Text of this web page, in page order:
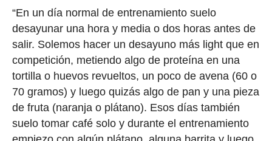
“En un día normal de entrenamiento suelo
desayunar una hora y media o dos horas antes de
salir. Solemos hacer un desayuno más light que en
competición, metiendo algo de proteína en una
tortilla o huevos revueltos, un poco de avena (60 o
70 gramos) y luego quizás algo de pan y una pieza
de fruta (naranja o plátano). Esos días también
suelo tomar café solo y durante el entrenamiento